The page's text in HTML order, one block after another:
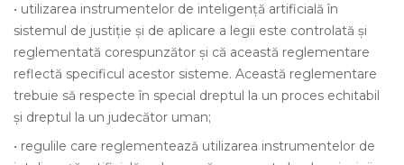
• utilizarea instrumentelor de inteligență artificială în
sistemul de justiție și de aplicare a legii este controlată și
reglementată corespunzător și că această reglementare
reflectă specificul acestor sisteme. Această reglementare
trebuie să respecte în special dreptul la un proces echitabil
și dreptul la un judecător uman;
• regulile care reglementează utilizarea instrumentelor de